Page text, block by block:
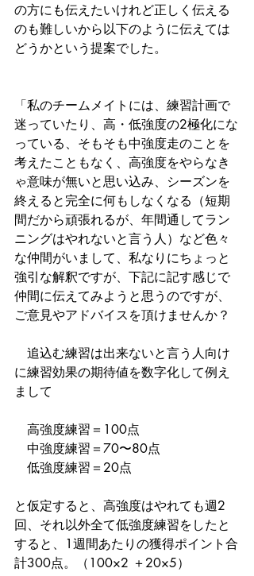
の方にも伝えたいけれど正しく伝える
のも難しいから以下のように伝えては
どうかという提案でした。
「私のチームメイトには、練習計画で
迷っていたり、高・低強度の2極化にな
っている、そもそも中強度走のことを
考えたこともなく、高強度をやらなき
ゃ意味が無いと思い込み、シーズンを
終えると完全に何もしなくなる（短期
間だから頑張れるが、年間通してラン
ニングはやれないと言う人）など色々
な仲間がいまして、私なりにちょっと
強引な解釈ですが、下記に記す感じで
仲間に伝えてみようと思うのですが、
ご意見やアドバイスを頂けませんか？
追込む練習は出来ないと言う人向け
に練習効果の期待値を数字化して例え
まして
高強度練習＝100点
中強度練習＝70〜80点
低強度練習＝20点
と仮定すると、高強度はやれても週2
回、それ以外全て低強度練習をしたと
すると、1週間あたりの獲得ポイント合
計300点。（100×2 ＋20×5）